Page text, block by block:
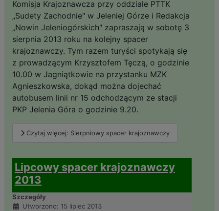
Komisja Krajoznawcza przy oddziale PTTK
„Sudety Zachodnie" w Jeleniej Górze i Redakcja
„Nowin Jeleniogórskich" zapraszają w sobotę 3
sierpnia 2013 roku na kolejny spacer
krajoznawczy. Tym razem turyści spotykają się
z prowadzącym Krzysztofem Tęczą, o godzinie
10.00 w Jagniątkowie na przystanku MZK
Agnieszkowska, dokąd można dojechać
autobusem linii nr 15 odchodzącym ze stacji
PKP Jelenia Góra o godzinie 9.20.
Czytaj więcej: Sierpniowy spacer krajoznawczy
Lipcowy spacer krajoznawczy
2013
Szczegóły
Utworzono: 15 lipiec 2013